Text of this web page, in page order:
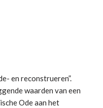
en reconstrueren”.
waarden van een
Ode aan het